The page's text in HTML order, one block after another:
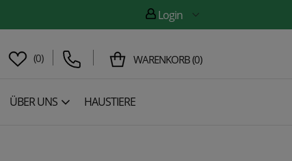
Login
(0) WARENKORB(0)
ÜBER UNS HAUSTIERE